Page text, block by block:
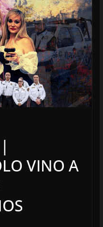
VINO A